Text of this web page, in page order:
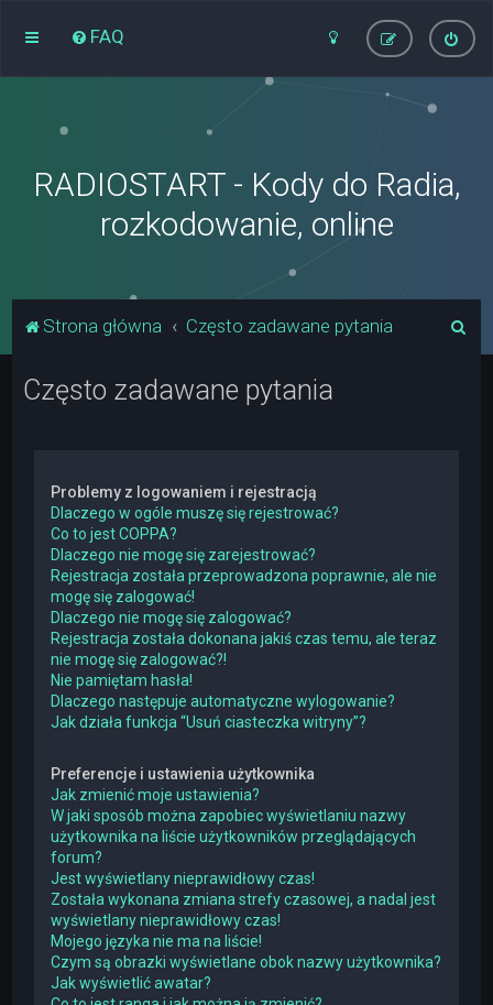
FAQ
RADIOSTART - Kody do Radia,
rozkodowanie, online
Strona główna Często zadawane pytania
Często zadawane pytania
Problemy z logowaniem i rejestracją
Dlaczego w ogóle muszę się rejestrować?
Co to jest COPPA?
Dlaczego nie mogę się zarejestrować?
Rejestracja została przeprowadzona poprawnie, ale nie
mogę się zalogować!
Dlaczego nie mogę się zalogować?
Rejestracja została dokonana jakiś czas temu, ale teraz
nie mogę się zalogować?!
Nie pamiętam hasła!
Dlaczego następuje automatyczne wylogowanie?
Jak działa funkcja “Usuń ciasteczka witryny”?
Preferencje i ustawienia użytkownika
Jak zmienić moje ustawienia?
W jaki sposób można zapobiec wyświetlaniu nazwy
użytkownika na liście użytkowników przeglądających
forum?
Jest wyświetlany nieprawidłowy czas!
Została wykonana zmiana strefy czasowej, a nadal jest
wyświetlany nieprawidłowy czas!
Mojego języka nie ma na liście!
Czym są obrazki wyświetlane obok nazwy użytkownika?
Jak wyświetlić awatar?